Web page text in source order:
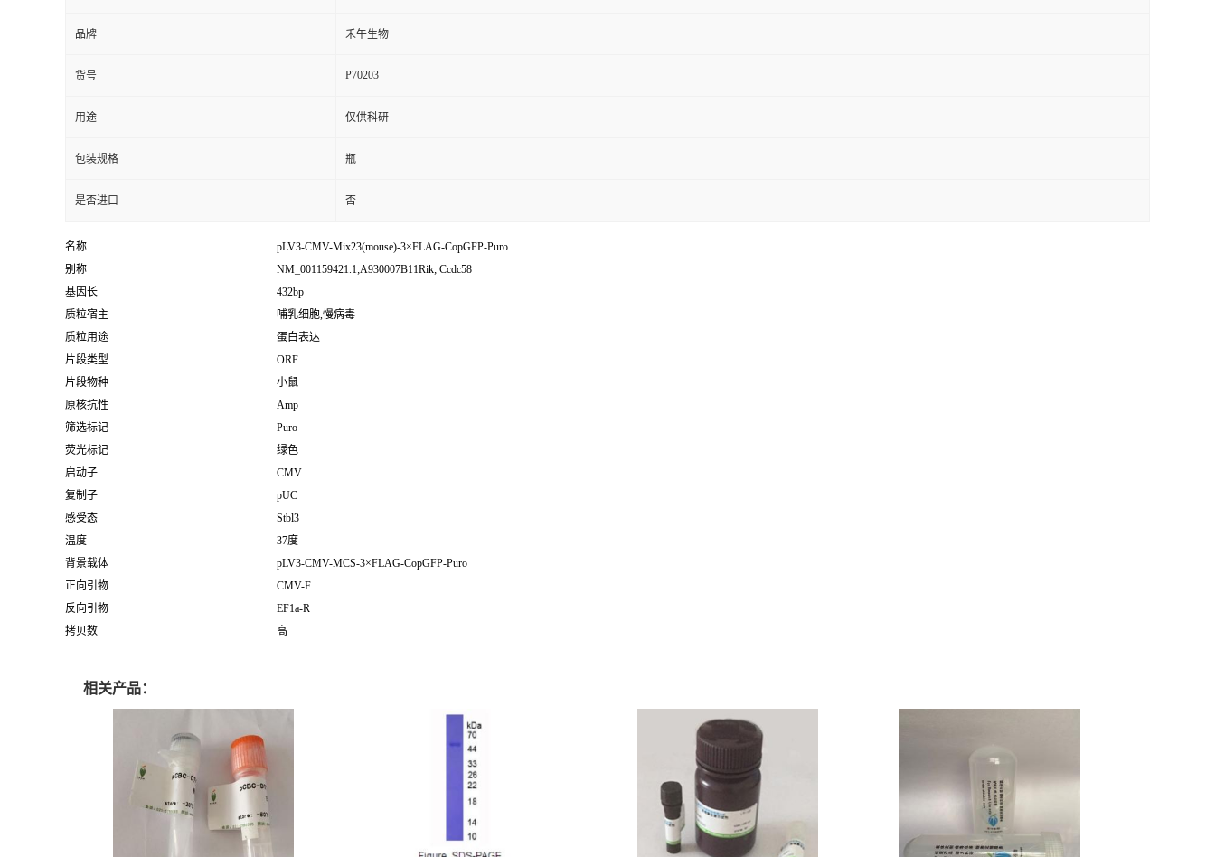
品牌 禾午生物
货号 P70203
用途 仅供科研
包装规格 瓶
是否进口 否
名称
pLV3-CMV-Mix23(mouse)-3×FLAG-CopGFP-Puro
别称
NM_001159421.1;A930007B11Rik; Ccdc58
基因长
432bp
质粒宿主
哺乳细胞,慢病毒
质粒用途
蛋白表达
片段类型
ORF
片段物种
小鼠
原核抗性
Amp
筛选标记
Puro
荧光标记
绿色
启动子
CMV
复制子
pUC
感受态
Stbl3
温度
37度
背景载体
pLV3-CMV-MCS-3×FLAG-CopGFP-Puro
正向引物
CMV-F
反向引物
EF1a-R
拷贝数
高
相关产品：